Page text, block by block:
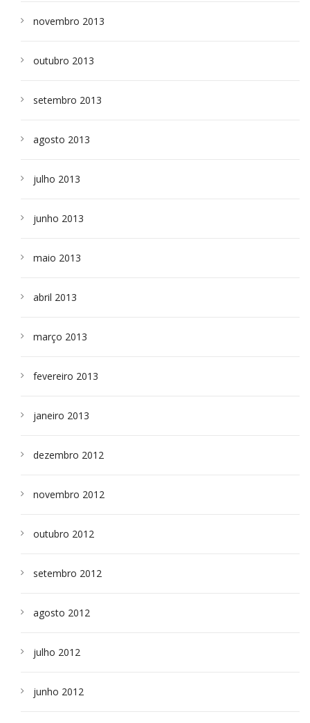
novembro 2013
outubro 2013
setembro 2013
agosto 2013
julho 2013
junho 2013
maio 2013
abril 2013
março 2013
fevereiro 2013
janeiro 2013
dezembro 2012
novembro 2012
outubro 2012
setembro 2012
agosto 2012
julho 2012
junho 2012